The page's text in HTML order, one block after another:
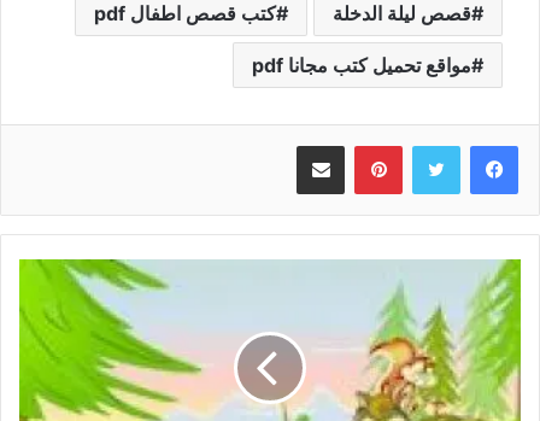
قصص ليلة الدخلة كتب قصص اطفال pdf
مواقع تحميل كتب مجانا pdf
بينتيريست